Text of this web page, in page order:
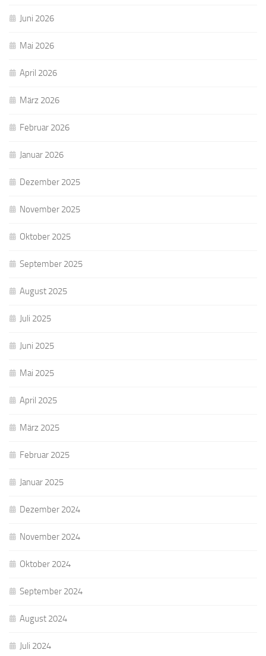
Juni 2026
Mai 2026
April 2026
März 2026
Februar 2026
Januar 2026
Dezember 2025
November 2025
Oktober 2025
September 2025
August 2025
Juli 2025
Juni 2025
Mai 2025
April 2025
März 2025
Februar 2025
Januar 2025
Dezember 2024
November 2024
Oktober 2024
September 2024
August 2024
Juli 2024